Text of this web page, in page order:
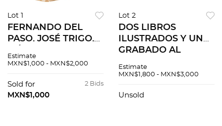
Lot 1
FERNANDO DEL
PASO. JOSÉ TRIGO.
EDITORES, 1966.
Dedicado y firmado
por el autor.
Estimate
MXN$1,000 - MXN$2,000
2 Bids
Sold for
MXN$1,000
Lot 2
DOS LIBROS
ILUSTRADOS Y UN
GRABADO AL
FEDERICO CANTÚ.
Estimate
MXN$1,800 - MXN$3,000
Unsold